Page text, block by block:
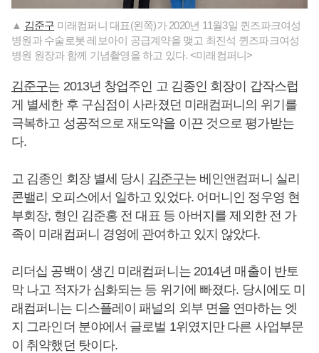
▲ 김준구 미래컴퍼니 대표(왼쪽)가 2020년 11월3일 퀸즈파크여성
병원과 수술로봇 레보아이 공급계약을 맺고 최진석 퀸즈파크여성
병원 원장과 함께 기념촬영을 하고 있다. <미래컴퍼니>
김준구는 2013년 창업주인 고 김종인 회장이 갑작스럽
게 별세한 후 구심점이 사라졌던 미래컴퍼니의 위기를
극복하고 성공적으로 재도약을 이끈 것으로 평가받는
다.
고 김종인 회장 별세 당시 김준구는 베인앤컴퍼니 실리
콘밸리 오피스에서 일하고 있었다. 어머니인 정우영 현
부회장, 형인 김준홍 전 대표 등 아버지를 제외한 전 가
족이 미래컴퍼니 경영에 관여하고 있지 않았다.
리더십 공백이 생긴 미래컴퍼니는 2014년 매출이 반토
막 나고 적자가 심화되는 등 위기에 빠졌다. 당시에도 미
래컴퍼니는 디스플레이 패널의 외부 면을 연마하는 엣
지 그라인더 분야에서 글로벌 1위였지만 다른 사업부문
이 취약했던 탓이다.